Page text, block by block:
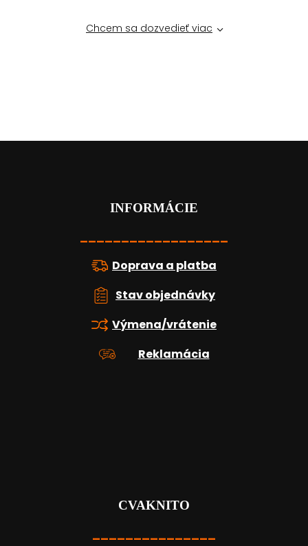
Chcem sa dozvedieť viac
INFORMÁCIE
__________________
Doprava a platba
Stav objednávky
Výmena/vrátenie
Reklamácia
CVAKNITO
_______________